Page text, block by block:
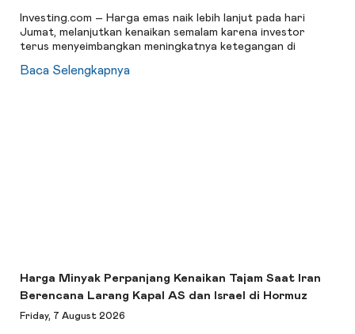
Investing.com – Harga emas naik lebih lanjut pada hari
Jumat, melanjutkan kenaikan semalam karena investor
terus menyeimbangkan meningkatnya ketegangan di
Baca Selengkapnya
Harga Minyak Perpanjang Kenaikan Tajam Saat Iran
Berencana Larang Kapal AS dan Israel di Hormuz
Friday, 7 August 2026